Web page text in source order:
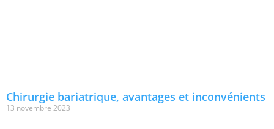
Chirurgie bariatrique, avantages et inconvénients
13 novembre 2023